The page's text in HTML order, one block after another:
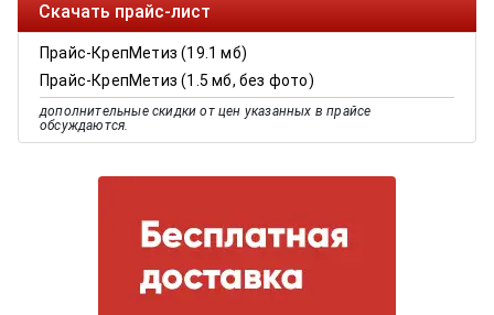
Скачать прайс-лист
Прайс-КрепМетиз (19.1 мб)
Прайс-КрепМетиз (1.5 мб, без фото)
дополнительные скидки от цен указанных в прайсе
обсуждаются.